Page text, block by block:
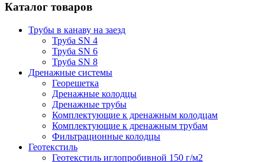
Каталог товаров
Трубы в канаву на заезд
Труба SN 4
Труба SN 6
Труба SN 8
Дренажные системы
Георешетка
Дренажные колодцы
Дренажные трубы
Комплектующие к дренажным колодцам
Комплектующие к дренажным трубам
Фильтрационные колодцы
Геотекстиль
Геотекстиль иглопробивной 150 г/м2